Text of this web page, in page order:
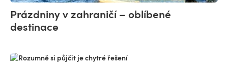
Prázdniny v zahraničí – oblíbené
destinace